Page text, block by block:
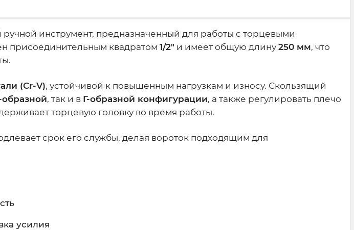
инструмент, предназначенный для работы с торцевыми
присоединительным квадратом 1/2" и имеет общую длину250 мм, что
(Cr-V), устойчивой к повышенным нагрузкам и износу. Скользящий
образной, так и в Г-образной конфигурации, а также регулировать плечо
торцевую головку во время работы.
срок его службы, делая вороток подходящим для
усилия